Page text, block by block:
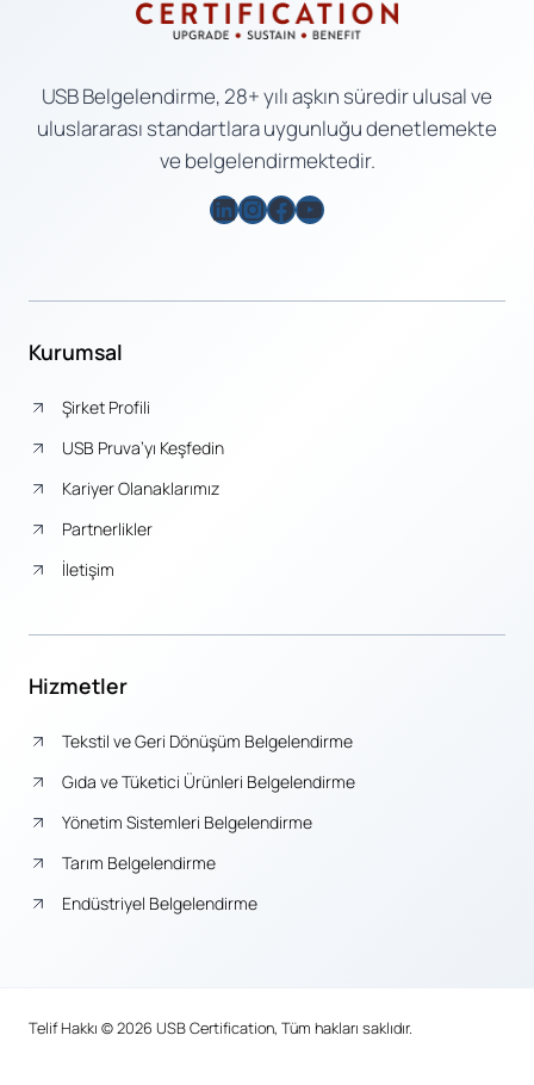
USB Belgelendirme, 28+ yılı aşkın süredir ulusal ve
uluslararası standartlara uygunluğu denetlemekte
ve belgelendirmektedir.
LinkedIn
Instagram
Facebook
YouTube
Kurumsal
Şirket Profili
USB Pruva’yı Keşfedin
Kariyer Olanaklarımız
Partnerlikler
İletişim
Hizmetler
Tekstil ve Geri Dönüşüm Belgelendirme
Gıda ve Tüketici Ürünleri Belgelendirme
Yönetim Sistemleri Belgelendirme
Tarım Belgelendirme
Endüstriyel Belgelendirme
Telif Hakkı © 2026 USB Certification, Tüm hakları saklıdır.